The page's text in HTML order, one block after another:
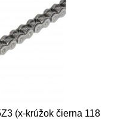
(x-krúžok čierna 118